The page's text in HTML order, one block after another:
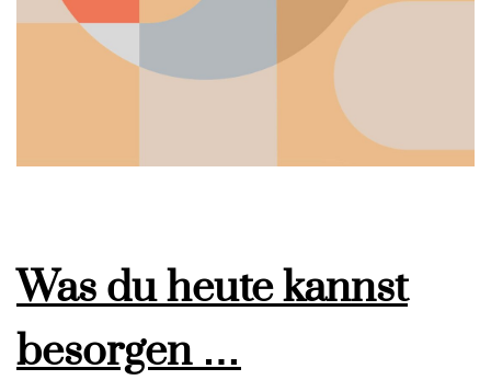
Was du heute kannst
besorgen …